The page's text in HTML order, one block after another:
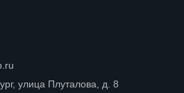
улица Плуталова, д. 8